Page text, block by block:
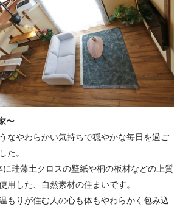
〜
なやわらかい気持ちで穏やかな毎日を過ご
た。
に珪藻土クロスの壁紙や桐の板材などの上質
用した、自然素材の住まいです。
もりが住む人の心も体もやわらかく包み込